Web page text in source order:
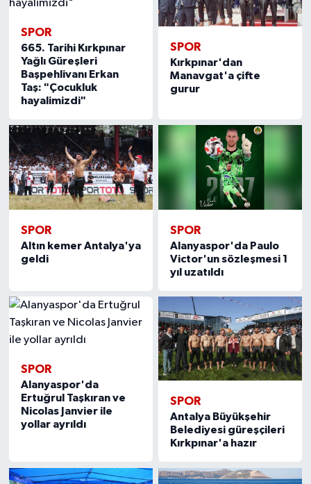
SPOR
665. Tarihi Kırkpınar
Yağlı Güreşleri
Başpehlivanı Erkan
Taş: "Çocukluk
hayalimizdi"
SPOR
Kırkpınar'dan
Manavgat'a çifte
gurur
SPOR
Altın kemer Antalya'ya
geldi
SPOR
Alanyaspor'da Paulo
Victor'un sözleşmesi 1
yıl uzatıldı
SPOR
Alanyaspor'da
Ertuğrul Taşkıran ve
Nicolas Janvier ile
yollar ayrıldı
SPOR
Antalya Büyükşehir
Belediyesi güreşçileri
Kırkpınar'a hazır